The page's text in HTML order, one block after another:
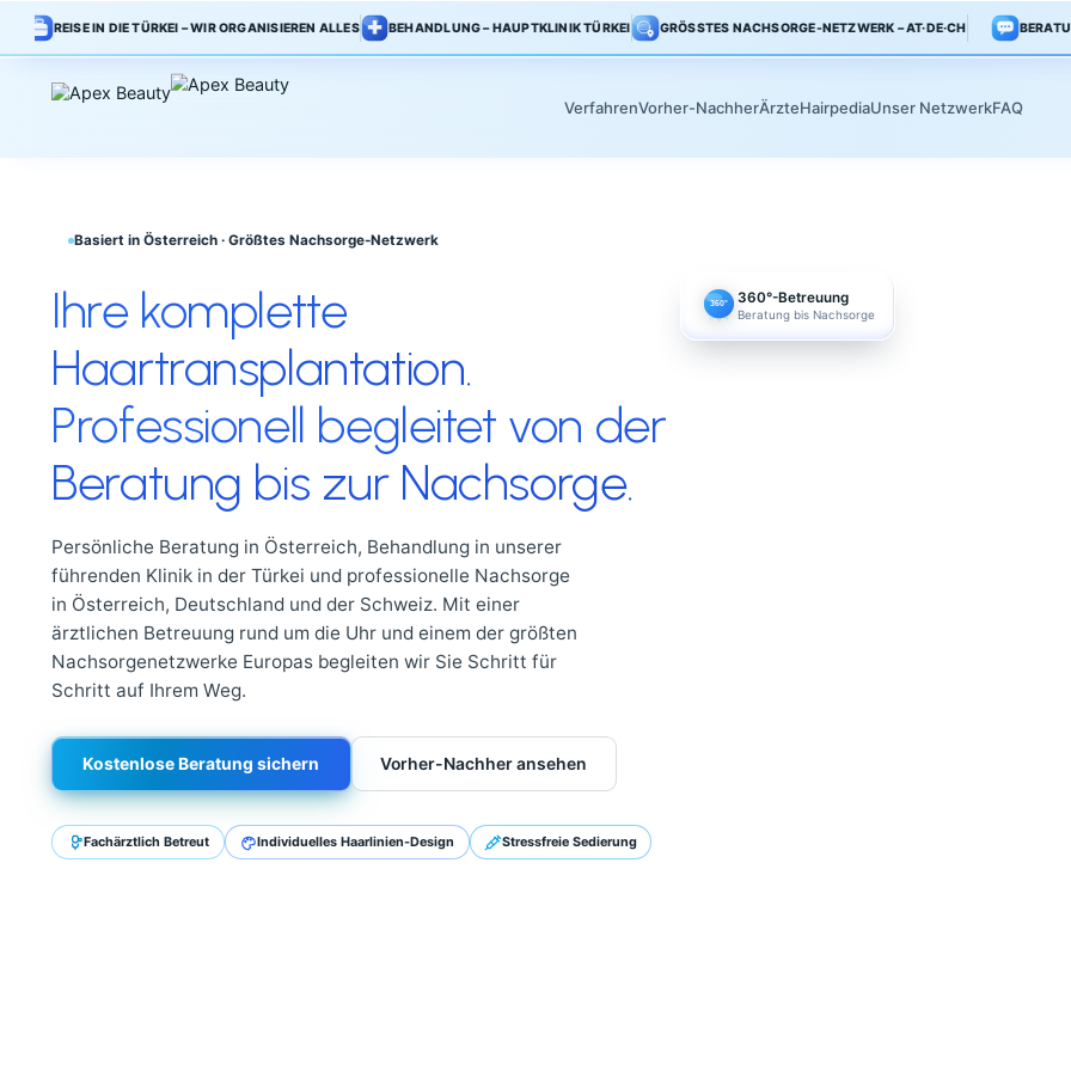
REISE IN DIE TÜRKEI – WIR ORGANISIEREN ALLES BEHANDLUNG – HAUPTKLINIK TÜRKEI GRÖSSTES NACHSORGE-NETZWERK – AT·DE·CH
VerfahrenVorher-NachherÄrzteHairpediaUnser
Ihre komplette
Haartransplantation.
Professionell begleitet von der
Beratung bis zur Nachsorge.
Persönliche Beratung in Österreich, Behandlung in unserer
führenden Klinik in der Türkei und professionelle Nachsorge
in Österreich, Deutschland und der Schweiz. Mit einer
ärztlichen Betreuung rund um die Uhr und einem der größten
Nachsorgenetzwerke Europas begleiten wir Sie Schritt für
Schritt auf Ihrem Weg.
Kostenlose Beratung sichern Vorher-Nachher ansehen
360°-Betreuung
Beratung bis Nachsorge